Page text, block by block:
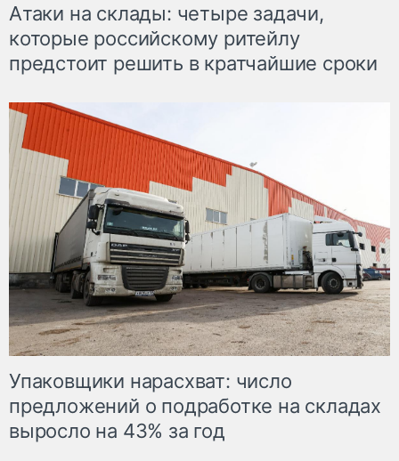
Атаки на склады: четыре задачи,
которые российскому ритейлу
предстоит решить в кратчайшие сроки
Упаковщики нарасхват: число
предложений о подработке на складах
выросло на 43% за год